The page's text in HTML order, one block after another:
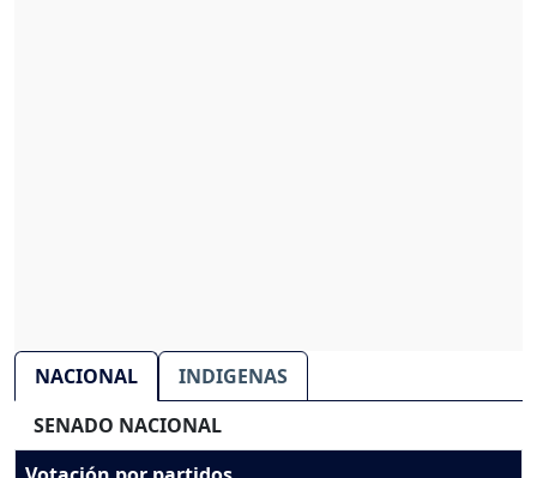
NACIONAL
INDIGENAS
SENADO NACIONAL